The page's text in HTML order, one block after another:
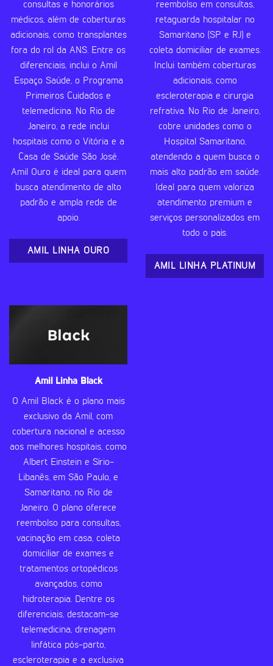
consultas e honorários
médicos, além de coberturas
adicionais, como transplantes
fora do rol da ANS. Entre os
diferenciais, inclui o Amil
Espaço Saúde, o Programa
Primeiros Cuidados e
telemedicina. No Rio de
Janeiro, a rede inclui
hospitais como o Vitória e a
Casa de Saúde São José.
Amil Ouro é ideal para quem
busca atendimento de alto
padrão e ampla rede de
apoio.
AMIL LINHA OURO
reembolso em consultas,
retaguarda hospitalar no
Samaritano (SP e RJ) e
coleta domiciliar de exames.
Inclui também coberturas
adicionais, como
escleroterapia e cirurgia
refrativa. No Rio de Janeiro,
cobre unidades como o
Hospital Samaritano,
atendendo a quem busca o
mais alto padrão em saúde.
Ideal para quem valoriza
atendimento premium e
serviços personalizados em
todo o país.
AMIL LINHA PLATINUM
Amil Linha Black
O Amil Black é o plano mais
exclusivo da Amil, com
cobertura nacional e acesso
aos melhores hospitais, como
Albert Einstein e Sírio-
Libanês, em São Paulo, e
Samaritano, no Rio de
Janeiro. O plano oferece
reembolso para consultas,
vacinação em casa, coleta
domiciliar de exames e
tratamentos ortopédicos
avançados, como
hidroterapia. Dentre os
diferenciais, destacam-se
telemedicina, drenagem
linfática pós-parto,
escleroterapia e a exclusiva